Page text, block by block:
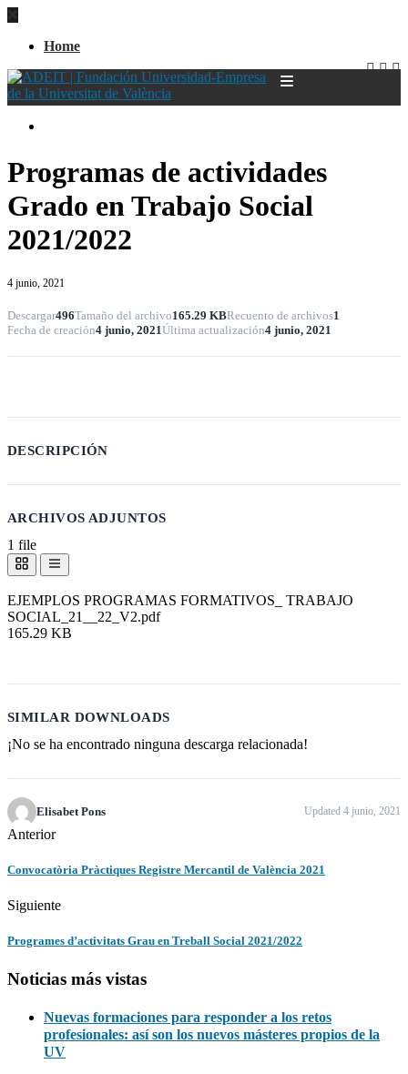
Home
Programas de actividades
Grado en Trabajo Social
2021/2022
4 junio, 2021
Descargar496Tamaño del archivo165.29 KBRecuento de archivos1
Fecha de creación4 junio, 2021Última actualización4 junio, 2021
DESCRIPCIÓN
ARCHIVOS ADJUNTOS
1 file
EJEMPLOS PROGRAMAS FORMATIVOS_ TRABAJO
SOCIAL_21__22_V2.pdf
165.29 KB
SIMILAR DOWNLOADS
¡No se ha encontrado ninguna descarga relacionada!
Elisabet Pons Updated 4 junio, 2021
Anterior
Convocatòria Pràctiques Registre Mercantil de València 2021
Siguiente
Programes d’activitats Grau en Treball Social 2021/2022
Noticias más vistas
Nuevas formaciones para responder a los retos
profesionales: así son los nuevos másteres propios de la
UV